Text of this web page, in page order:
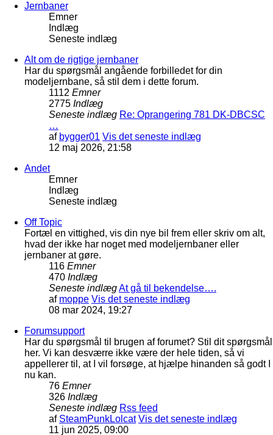
Jernbaner
Emner
Indlæg
Seneste indlæg
Alt om de rigtige jernbaner
Har du spørgsmål angående forbilledet for din
modeljernbane, så stil dem i dette forum.
1112 Emner
2775 Indlæg
Seneste indlæg Re: Oprangering 781 DK-DBCSC
…
af bygger01 Vis det seneste indlæg
12 maj 2026, 21:58
Andet
Emner
Indlæg
Seneste indlæg
Off Topic
Fortæl en vittighed, vis din nye bil frem eller skriv om alt,
hvad der ikke har noget med modeljernbaner eller
jernbaner at gøre.
116 Emner
470 Indlæg
Seneste indlægAt gå til bekendelse….
af moppe Vis det seneste indlæg
08 mar 2024, 19:27
Forumsupport
Har du spørgsmål til brugen af forumet? Stil dit spørgsmål
her. Vi kan desværre ikke være der hele tiden, så vi
appellerer til, at I vil forsøge, at hjælpe hinanden så godt I
nu kan.
76 Emner
326 Indlæg
Seneste indlæg Rss feed
af SteamPunkLolcat Vis det seneste indlæg
11 jun 2025, 09:00